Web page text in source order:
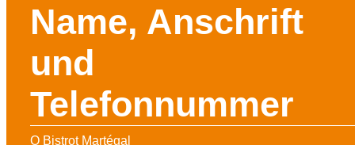
Name, Anschrift
und
Telefonnummer
O Bistrot Martégal